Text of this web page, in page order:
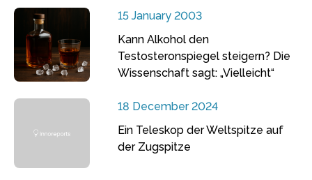
15 January 2003
Kann Alkohol den
Testosteronspiegel steigern? Die
Wissenschaft sagt: „Vielleicht“
18 December 2024
Ein Teleskop der Weltspitze auf
der Zugspitze